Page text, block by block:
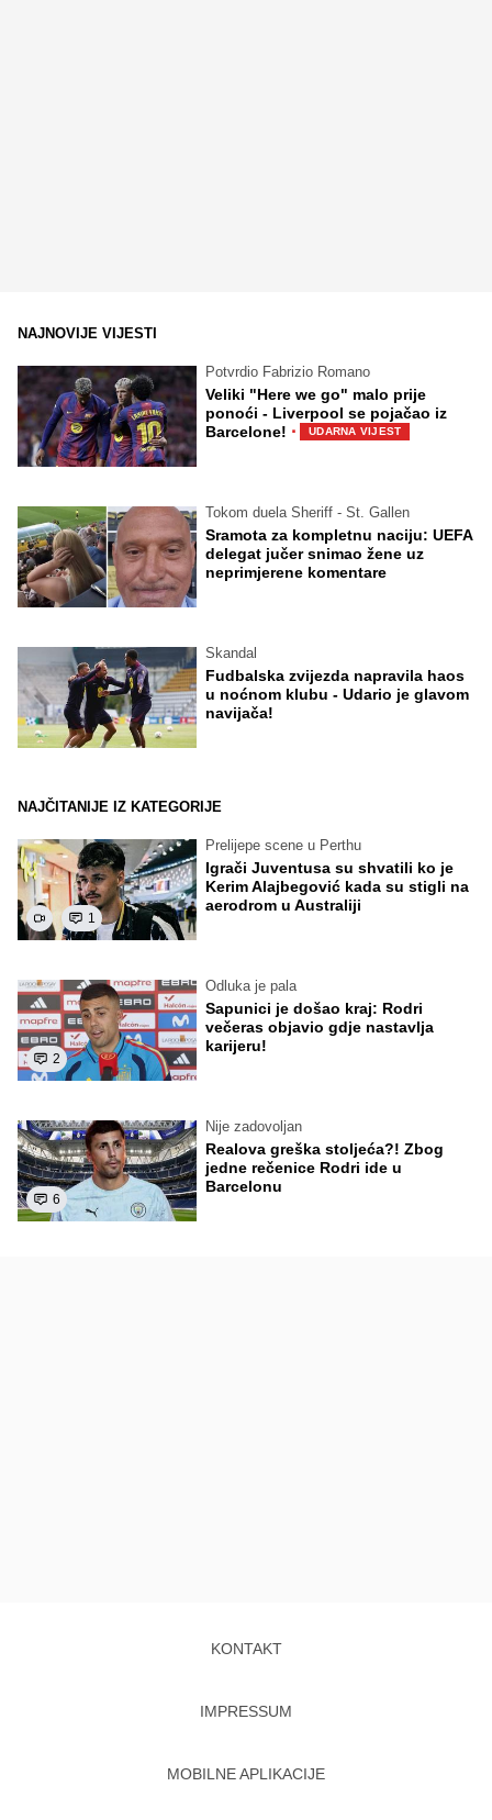
NAJNOVIJE VIJESTI
Potvrdio Fabrizio Romano
Veliki "Here we go" malo prije
ponoći - Liverpool se pojačao iz
Barcelone! · UDARNA VIJEST
Tokom duela Sheriff - St. Gallen
Sramota za kompletnu naciju: UEFA
delegat jučer snimao žene uz
neprimjerene komentare
Skandal
Fudbalska zvijezda napravila haos
u noćnom klubu - Udario je glavom
navijača!
NAJČITANIJE IZ KATEGORIJE
1
Prelijepe scene u Perthu
Igrači Juventusa su shvatili ko je
Kerim Alajbegović kada su stigli na
aerodrom u Australiji
2
Odluka je pala
Sapunici je došao kraj: Rodri
večeras objavio gdje nastavlja
karijeru!
6
Nije zadovoljan
Realova greška stoljeća?! Zbog
jedne rečenice Rodri ide u
Barcelonu
KONTAKT
IMPRESSUM
MOBILNE APLIKACIJE